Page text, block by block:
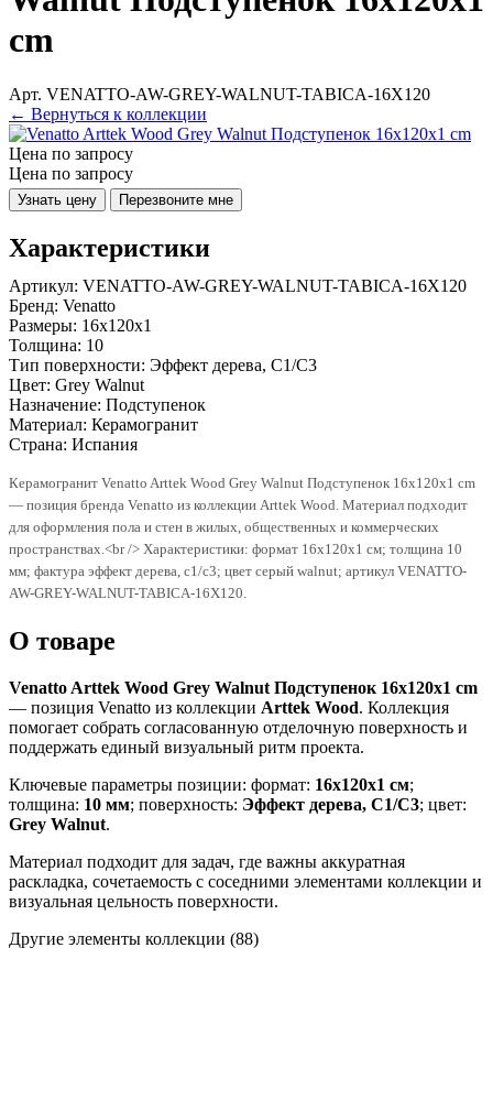
cm
Арт. VENATTO-AW-GREY-WALNUT-TABICA-16X120
← Вернуться к коллекции
Цена по запросу
Цена по запросу
Узнать цену Перезвоните мне
Характеристики
Артикул: VENATTO-AW-GREY-WALNUT-TABICA-16X120
Бренд: Venatto
Размеры: 16x120x1
Толщина: 10
Тип поверхности: Эффект дерева, C1/C3
Цвет: Grey Walnut
Назначение: Подступенок
Материал: Керамогранит
Страна: Испания
Керамогранит Venatto Arttek Wood Grey Walnut Подступенок 16x120x1 cm
— позиция бренда Venatto из коллекции Arttek Wood. Материал подходит
для оформления пола и стен в жилых, общественных и коммерческих
пространствах.<br /> Характеристики: формат 16x120x1 см; толщина 10
мм; фактура эффект дерева, c1/c3; цвет серый walnut; артикул VENATTO-
AW-GREY-WALNUT-TABICA-16X120.
О товаре
Venatto Arttek Wood Grey Walnut Подступенок 16x120x1 cm
— позиция Venatto из коллекции Arttek Wood. Коллекция
помогает собрать согласованную отделочную поверхность и
поддержать единый визуальный ритм проекта.
Ключевые параметры позиции: формат: 16x120x1 см;
толщина: 10 мм; поверхность: Эффект дерева, C1/C3; цвет:
Grey Walnut.
Материал подходит для задач, где важны аккуратная
раскладка, сочетаемость с соседними элементами коллекции и
визуальная цельность поверхности.
Другие элементы коллекции (88)